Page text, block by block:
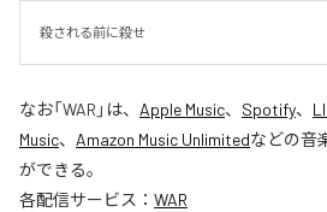
殺される前に殺せ
なお「WAR 」は、 Apple Music、 Spotify、
Music、 Amazon Music Unlimitedなどの音
ができる。
各配信サービス： WAR